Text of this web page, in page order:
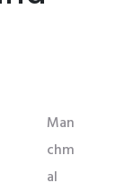
Man
chm
al